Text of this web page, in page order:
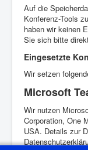
Auf die
Konferenz-Tools
haben wir keinen
Sie sich bitte
Eingesetzte
Wir setzen
Microsoft
Wir nutzen
Corporation, One
USA. Details zur